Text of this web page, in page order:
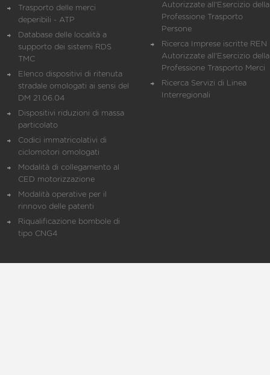
Trasporto delle merci
deperibili - ATP
Database delle località a
supporto dei sistemi RDS
TMC
Elenco dispositivi di ritenuta
stradale omologati ai sensi del
DM 21.06.04
Dispositivi riduzioni di massa
particolato
Codici immatricolativi di
ciclomotori omologati
Modalità di collegamento al
CED motorizzazione
Modalità operative per il
rinnovo delle patenti
Riqualificazione bombole di
tipo CNG4
Autorizzate all'Esercizio della
Professione Trasporto
Persone
Ricerca Imprese iscritte REN
Autorizzate all'Esercizio della
Professione Trasporto Merci
Ricerca Servizi di Linea
Interregionali